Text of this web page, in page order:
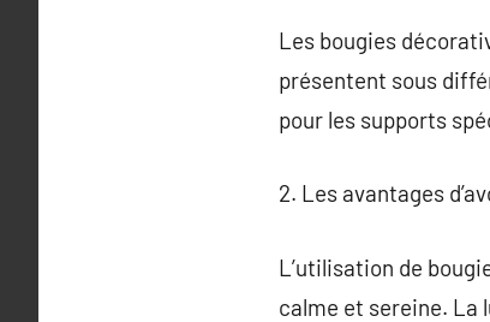
Les bougies
présentent sous
pour les supports
2. Les avantages
L’utilisation de
calme et sereine. La